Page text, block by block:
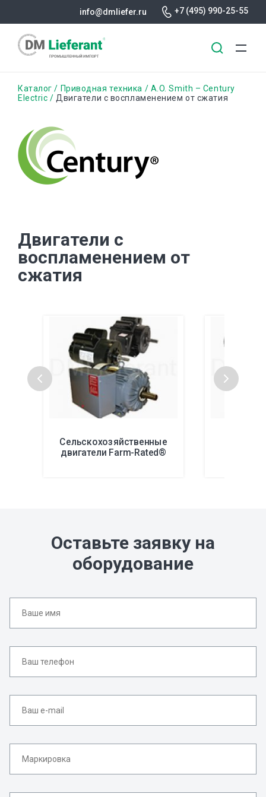
содержанию
info@dmliefer.ru +7 (495) 990-25-55
Строка
Каталог Приводная техника
A.O. Smith – Century
Electric
Двигатели с воспламенением от сжатия
Двигатели с
воспламенением от
сжатия
Сельскохозяйственные
двигатели Farm-Rated®
Оставьте заявку на
оборудование